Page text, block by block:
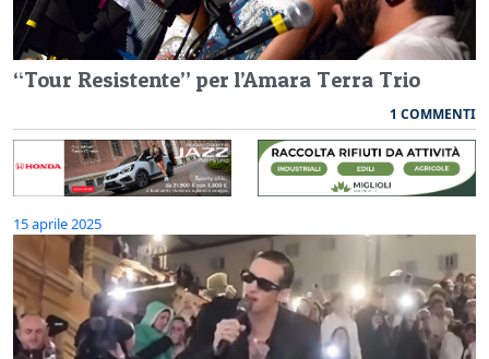
“Tour Resistente” per l’Amara Terra Trio
1 COMMENTI
15 aprile 2025